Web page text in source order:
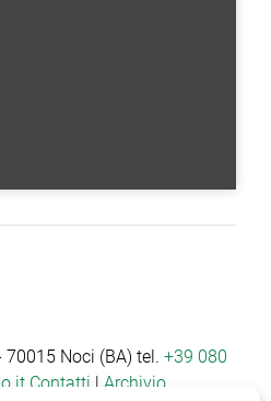
70015 Noci (BA) tel.+39 080
Contatti | Archivio